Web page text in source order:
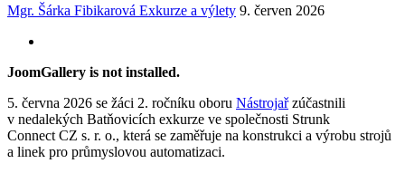
Mgr. Šárka Fibikarová Exkurze a výlety 9. červen 2026
JoomGallery is not installed.
5. června 2026 se žáci 2. ročníku oboru Nástrojařzúčastnili
v nedalekých Batňovicích exkurze ve společnosti Strunk
Connect CZ s. r. o., která se zaměřuje na konstrukci a výrobu strojů
a linek pro průmyslovou automatizaci.